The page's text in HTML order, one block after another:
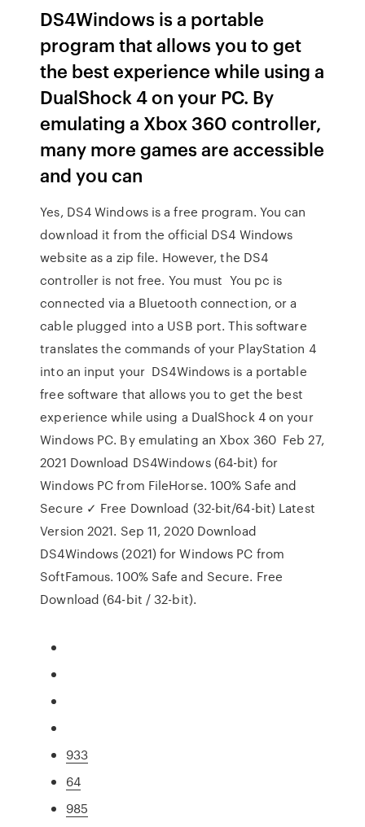
DS4Windows is a portable
program that allows you to get
the best experience while using a
DualShock 4 on your PC. By
emulating a Xbox 360 controller,
many more games are accessible
and you can
Yes, DS4 Windows is a free program. You can
download it from the official DS4 Windows
website as a zip file. However, the DS4
controller is not free. You must You pc is
connected via a Bluetooth connection, or a
cable plugged into a USB port. This software
translates the commands of your PlayStation 4
into an input your DS4Windows is a portable
free software that allows you to get the best
experience while using a DualShock 4 on your
Windows PC. By emulating an Xbox 360 Feb 27,
2021 Download DS4Windows (64-bit) for
Windows PC from FileHorse. 100% Safe and
Secure ✓ Free Download (32-bit/64-bit) Latest
Version 2021. Sep 11, 2020 Download
DS4Windows (2021) for Windows PC from
SoftFamous. 100% Safe and Secure. Free
Download (64-bit / 32-bit).
933
64
985